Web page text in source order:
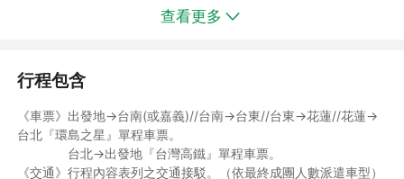
效證件影本(例如身分證、健保卡，符合愛心票資格者請提供殘障
手冊正反面影本)，以利作業，若未能提供上述文件者，須依原票
◎孩童票：12歲以下且身高不超過150公分之兒童。
或在我國居住20年以上、經衛生福利部審查通過，在其外僑永久居
留證上註記有「國內大眾運輸工具及公立育樂場所優待」字樣）之
65歲以上人士。
查看更多
行程包含
《車票》出發地→台南(或嘉義)//台南→台東//台東→花蓮//花蓮→
台北『環島之星』單程車票。
台北→出發地『台灣高鐵』單程車票。
《交通》行程內容表列之交通接駁。（依最終成團人數派遣車型）